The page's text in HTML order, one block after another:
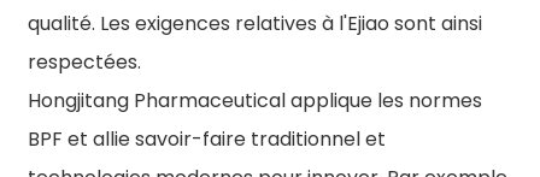
qualité. Les exigences relatives à l'Ejiao sont ainsi
respectées.
Hongjitang Pharmaceutical applique les normes
BPF et allie savoir-faire traditionnel et